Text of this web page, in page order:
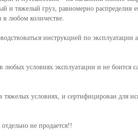
и тяжелый груз, равномерно
любом количестве.
инструкцией по
условиях эксплуатации и не боится
условиях, и сертифицирован для
не продается!!